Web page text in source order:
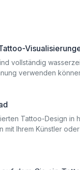
vollständig
verwenden
Tattoo-Design in
mit Ihrem Künstler